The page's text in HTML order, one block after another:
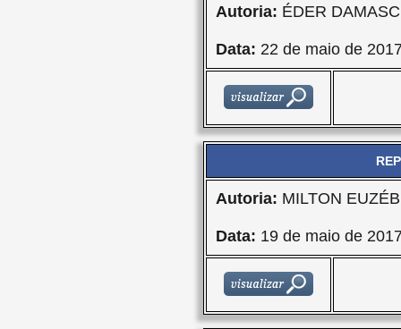
Autoria: ÉDER
Data: 22 de maio de
Autoria: MILTON
Data: 19 de maio de